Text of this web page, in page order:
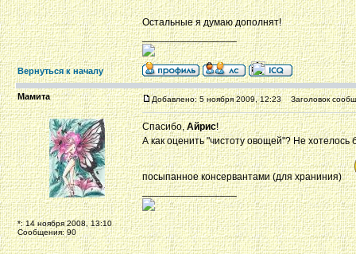
Остальные я думаю дополнят!
_________________
Вернуться к началу
Мамита
*: 14 ноября 2008, 13:10
Сообщения: 90
Добавлено: 5 ноября 2009, 12:23 Заголовок
Спасибо,Айрис!
А как оценить "чистоту овощей"? Не
посыпанное консервантами (для храниния)
_________________